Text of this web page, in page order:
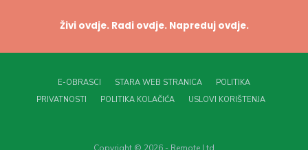
Živi ovdje. Radi ovdje. Napreduj ovdje.
E-OBRASCI STARA WEB STRANICA
POLITIKA
PRIVATNOSTI
POLITIKA KOLAČIĆA USLOVI KORIŠTENJA
Copyright © 2026 - Remote Ltd